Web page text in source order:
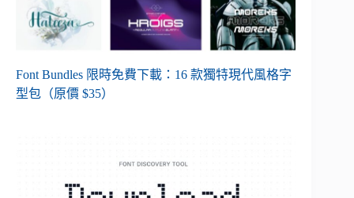
Font Bundles 限時免費下載：16 款獨特現代風格字
型包（原價 $35）